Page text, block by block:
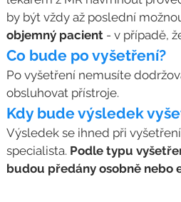
by být vždy až poslední
objemný pacient - v případě,
Co bude po vyšetření?
Po vyšetření nemusíte
obsluhovat přístroje.
Kdy bude výsledek
Výsledek se ihned při
specialista. Podle typu
budou předány osobně nebo